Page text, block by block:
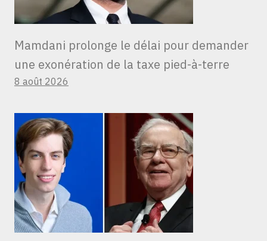
Mamdani prolonge le délai pour demander
une exonération de la taxe pied-à-terre
8 août 2026